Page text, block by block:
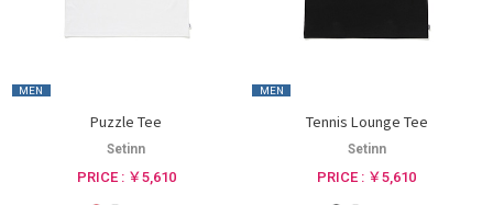
MEN
Puzzle Tee
Setinn
PRICE : ￥5,610
MEN
Tennis Lounge Tee
Setinn
PRICE : ￥5,610